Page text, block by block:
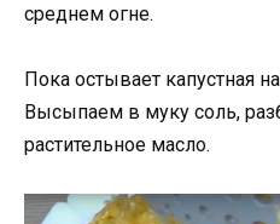
среднем огне.
Пока остывает капустная
Высыпаем в муку соль,
растительное масло.